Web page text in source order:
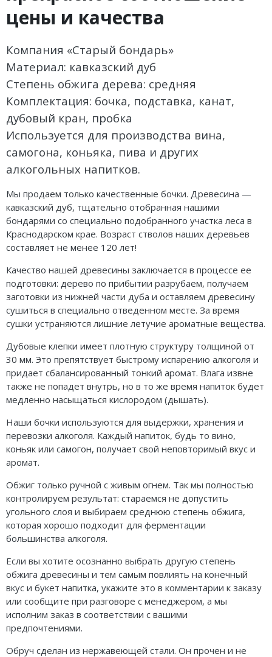
цены и качества
Компания «Старый бондарь»
Материал: кавказский дуб
Степень обжига дерева: средняя
Комплектация: бочка, подставка, канат,
дубовый кран, пробка
Используется для производства вина,
самогона, коньяка, пива и других
алкогольных напитков.
Мы продаем только качественные бочки. Древесина —
кавказский дуб, тщательно отобранная нашими
бондарями со специально подобранного участка леса в
Краснодарском крае. Возраст стволов наших деревьев
составляет не менее 120 лет!
Качество нашей древесины заключается в процессе ее
подготовки: дерево по прибытии разрубаем, получаем
заготовки из нижней части дуба и оставляем древесину
сушиться в специально отведенном месте. За время
сушки устраняются лишние летучие ароматные вещества.
Дубовые клепки имеет плотную структуру толщиной от
30 мм. Это препятствует быстрому испарению алкоголя и
придает сбалансированный тонкий аромат. Влага извне
также не попадет внутрь, но в то же время напиток будет
медленно насыщаться кислородом (дышать).
Наши бочки используются для выдержки, хранения и
перевозки алкоголя. Каждый напиток, будь то вино,
коньяк или самогон, получает свой неповторимый вкус и
аромат.
Обжиг только ручной с живым огнем. Так мы полностью
контролируем результат: стараемся не допустить
угольного слоя и выбираем среднюю степень обжига,
которая хорошо подходит для ферментации
большинства алкоголя.
Если вы хотите осознанно выбрать другую степень
обжига древесины и тем самым повлиять на конечный
вкус и букет напитка, укажите это в комментарии к заказу
или сообщите при разговоре с менеджером, а мы
исполним заказ в соответствии с вашими
предпочтениями.
Обруч сделан из нержавеющей стали. Он прочен и не
Goodschnapps
CRAFT Сталь